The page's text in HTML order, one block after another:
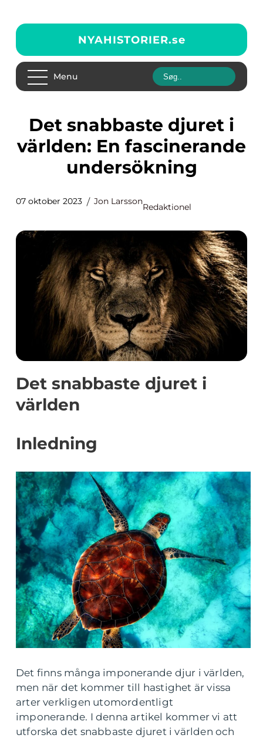
NYAHISTORIER.se
Menu
Det snabbaste djuret i
världen: En fascinerande
undersökning
07 oktober 2023 Jon Larsson
Redaktionel
Det snabbaste djuret i
världen
Inledning
Det finns många imponerande djur i världen,
men när det kommer till hastighet är vissa
arter verkligen utomordentligt
imponerande. I denna artikel kommer vi att
utforska det snabbaste djuret i världen och